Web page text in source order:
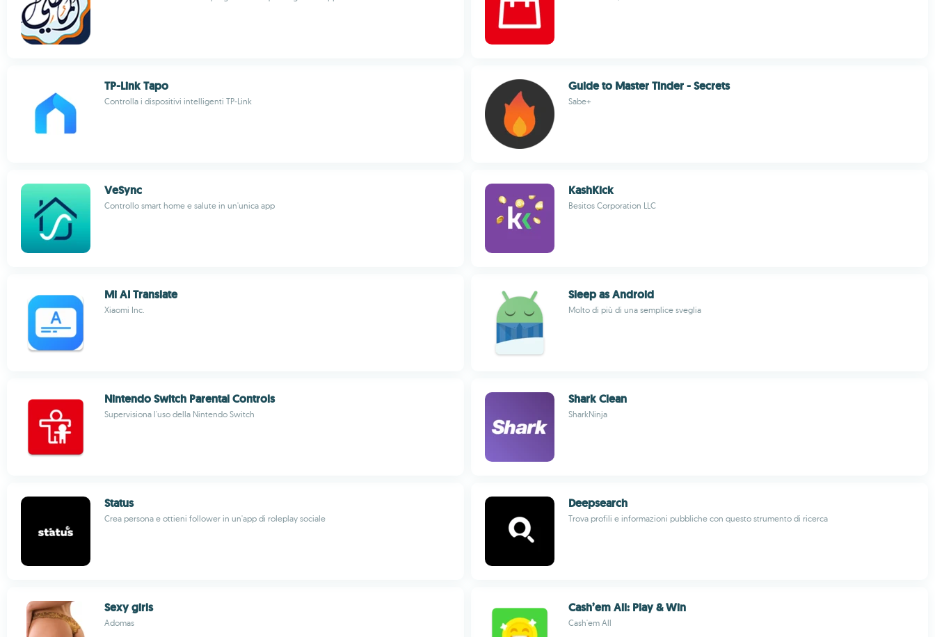
TP-Link Tapo
Controlla i dispositivi intelligenti TP-Link
Guide to Master Tinder - Secrets
Sabe+
VeSync
Controllo smart home e salute in un'unica app
KashKick
Besitos Corporation LLC
Mi AI Translate
Xiaomi Inc.
Sleep as Android
Molto di più di una semplice sveglia
Nintendo Switch Parental Controls
Supervisiona l'uso della Nintendo Switch
Shark Clean
SharkNinja
Status
Crea persona e ottieni follower in un'app di roleplay sociale
Deepsearch
Trova profili e informazioni pubbliche con questo strumento di ricerca
Sexy girls
Adomas
Cash’em All: Play & Win
Cash'em All